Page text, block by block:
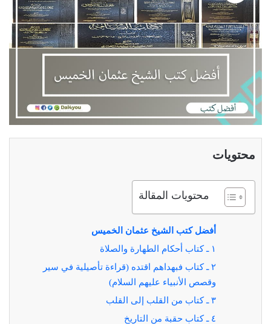
محتويات
محتويات المقالة
أفضل كتب الشيخ عثمان الخميس
١ ـ كتاب أحكام الطهارة والصلاة
٢ ـ كتاب فبهداهم اقتده (قراءة تأصيلية في سير
وقصص الأنبياء عليهم السلام)
٣ ـ كتاب من القلب إلى القلب
٤ ـ كتاب حقبة من التاريخ